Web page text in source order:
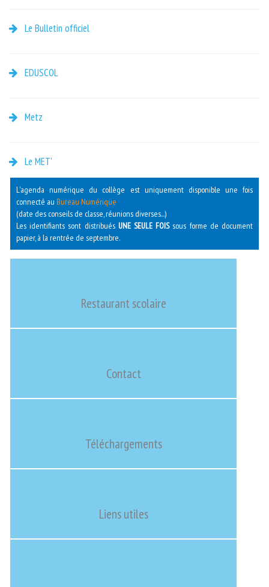
Le Bulletin officiel
EDUSCOL
Metz
Le MET'
L'agenda numérique du collège est uniquement disponible une fois
connecté au Bureau Numérique
(date des conseils de classe, réunions diverses...)
Les identifiants sont distribués UNE SEULE FOISsous forme de document
papier, à la rentrée de septembre.
Restaurant scolaire
Contact
Téléchargements
Liens utiles